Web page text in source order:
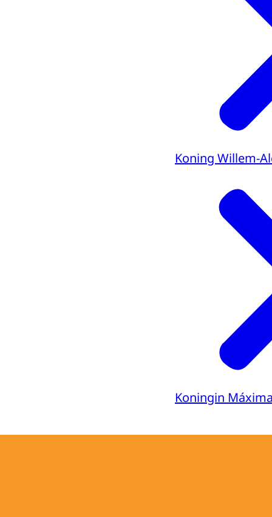
Koning Willem-
Koningin Máxima